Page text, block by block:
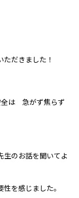
だきました！
全は 急がず焦らず
のお話を聞いてよ
を感じました。